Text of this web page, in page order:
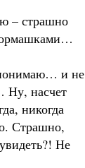
– страшно
понимаю… и не
Ну, насчет
никогда
Страшно,
Не